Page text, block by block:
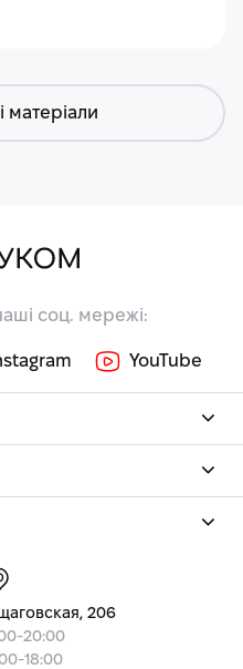
матеріали
соц. мережі:
YouTube
206
20:00
18:00